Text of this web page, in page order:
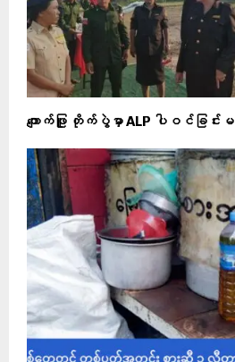
ကျောက်ဖြူ တိုက်ပွဲမှာ ALP ပါဝင်ခြင်